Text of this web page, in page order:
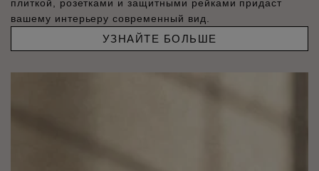
плиткой, розетками и защитными рейками придаст
вашему интерьеру современный вид.
УЗНАЙТЕ БОЛЬШЕ